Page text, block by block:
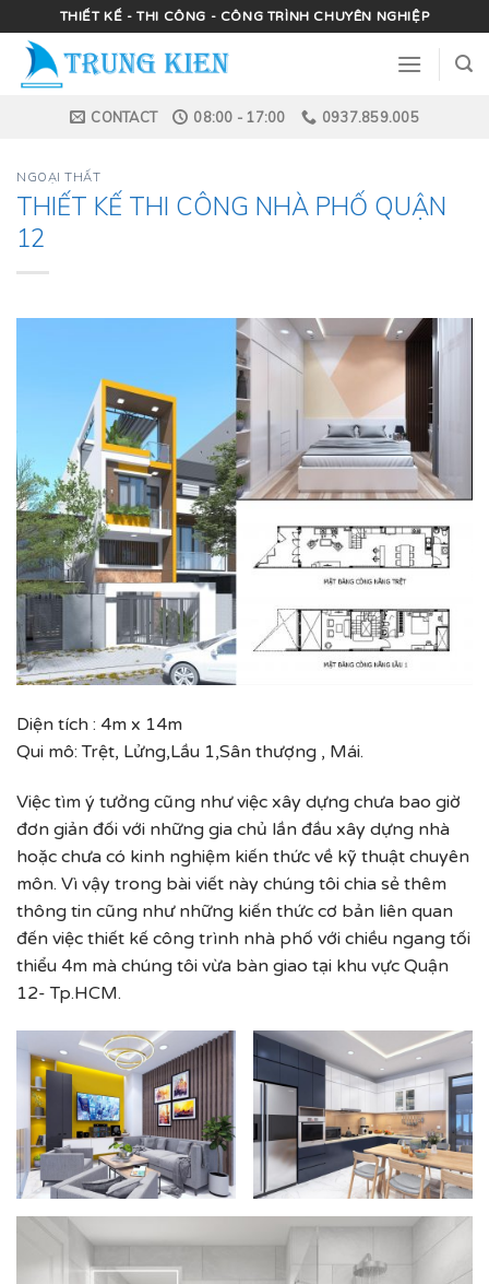
to
content
THIẾT KẾ - THI CÔNG - CÔNG TRÌNH CHUYÊN NGHIỆP
CONTACT 08:00 - 17:00 0937.859.005
NGOẠI THẤT
THIẾT KẾ THI CÔNG NHÀ PHỐ QUẬN
12
Diện tích : 4m x 14m
Qui mô: Trệt, Lửng,Lầu 1,Sân thượng , Mái.
Việc tìm ý tưởng cũng như việc xây dựng chưa bao giờ
đơn giản đối với những gia chủ lần đầu xây dựng nhà
hoặc chưa có kinh nghiệm kiến thức về kỹ thuật chuyên
môn. Vì vậy trong bài viết này chúng tôi chia sẻ thêm
thông tin cũng như những kiến thức cơ bản liên quan
đến việc thiết kế công trình nhà phố với chiều ngang tối
thiểu 4m mà chúng tôi vừa bàn giao tại khu vực Quận
12- Tp.HCM.